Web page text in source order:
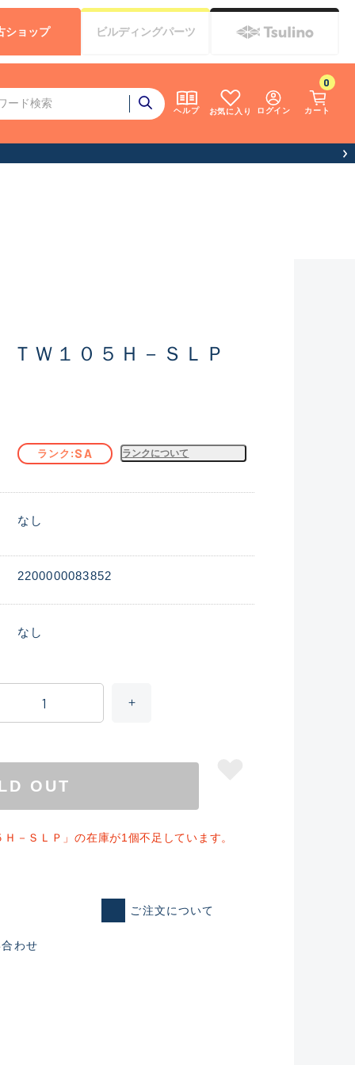
ヘルプ お気に入り ログイン カート
0
ショップ ビルディングパーツ
れた未使用
Ｗ１０５Ｈ－ＳＬＰ
ランク SA ランクについて
なし
2200000083852
なし
OUT
－ＳＬＰ」の在庫が1個不足しています。
ご注文について
わせ